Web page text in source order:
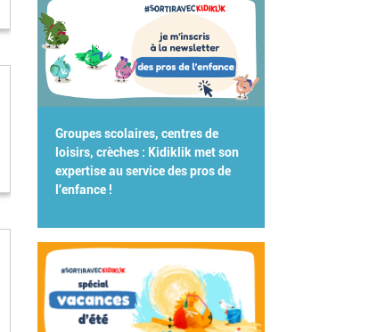
Groupes scolaires, centres de
loisirs, crèches : Kidiklik met son
expertise au service des pros de
l'enfance !